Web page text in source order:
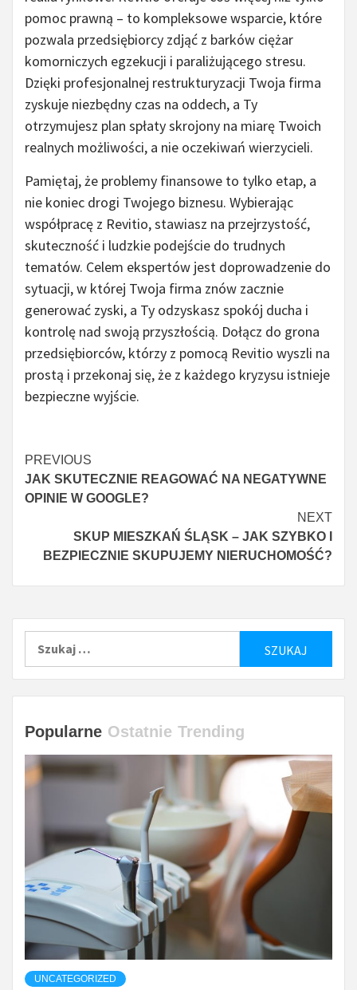
pomoc prawną – to kompleksowe wsparcie, które
pozwala przedsiębiorcy zdjąć z barków ciężar
komorniczych egzekucji i paraliżującego stresu.
Dzięki profesjonalnej restrukturyzacji Twoja firma
zyskuje niezbędny czas na oddech, a Ty
otrzymujesz plan spłaty skrojony na miarę Twoich
realnych możliwości, a nie oczekiwań wierzycieli.
Pamiętaj, że problemy finansowe to tylko etap, a
nie koniec drogi Twojego biznesu. Wybierając
współpracę z Revitio, stawiasz na przejrzystość,
skuteczność i ludzkie podejście do trudnych
tematów. Celem ekspertów jest doprowadzenie do
sytuacji, w której Twoja firma znów zacznie
generować zyski, a Ty odzyskasz spokój ducha i
kontrolę nad swoją przyszłością. Dołącz do grona
przedsiębiorców, którzy z pomocą Revitio wyszli na
prostą i przekonaj się, że z każdego kryzysu istnieje
bezpieczne wyjście.
Czytaj
więcej
PREVIOUS
JAK SKUTECZNIE REAGOWAĆ NA NEGATYWNE
OPINIE W GOOGLE?
NEXT
SKUP MIESZKAŃ ŚLĄSK – JAK SZYBKO I
BEZPIECZNIE SKUPUJEMY NIERUCHOMOŚĆ?
Popularne Ostatnie Trending
UNCATEGORIZED